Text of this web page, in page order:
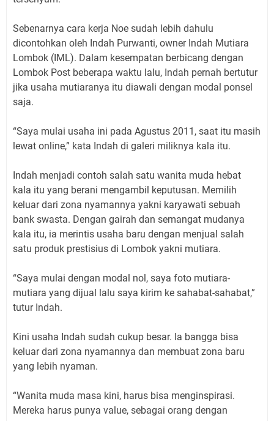
Sebenarnya cara kerja Noe sudah lebih dahulu
dicontohkan oleh Indah Purwanti, owner Indah Mutiara
Lombok (IML). Dalam kesempatan berbicang dengan
Lombok Post beberapa waktu lalu, Indah pernah bertutur
jika usaha mutiaranya itu diawali dengan modal ponsel
saja.
“Saya mulai usaha ini pada Agustus 2011, saat itu masih
lewat online,” kata Indah di galeri miliknya kala itu.
Indah menjadi contoh salah satu wanita muda hebat
kala itu yang berani mengambil keputusan. Memilih
keluar dari zona nyamannya yakni karyawati sebuah
bank swasta. Dengan gairah dan semangat mudanya
kala itu, ia merintis usaha baru dengan menjual salah
satu produk prestisius di Lombok yakni mutiara.
“Saya mulai dengan modal nol, saya foto mutiara-
mutiara yang dijual lalu saya kirim ke sahabat-sahabat,”
tutur Indah.
Kini usaha Indah sudah cukup besar. Ia bangga bisa
keluar dari zona nyamannya dan membuat zona baru
yang lebih nyaman.
“Wanita muda masa kini, harus bisa menginspirasi.
Mereka harus punya value, sebagai orang dengan